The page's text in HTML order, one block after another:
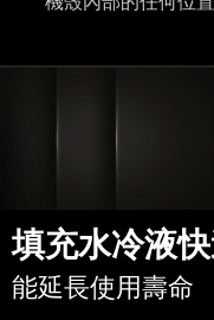
填充水冷液
能延長使用壽命